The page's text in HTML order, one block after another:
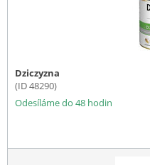
Dziczyzna
(ID 48290)
Odesíláme do 48 hodin